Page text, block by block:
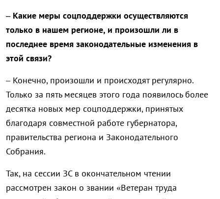
– Какие меры соцподдержки осуществляются
только в нашем регионе, и произошли ли в
последнее время законодательные изменения в
этой связи?
– Конечно, произошли и происходят регулярно.
Только за пять месяцев этого года появилось более
десятка новых мер соцподдержки, принятых
благодаря совместной работе губернатора,
правительства региона и Законодательного
Собрания.
Так, на сессии ЗС в окончательном чтении
рассмотрен закон о звании «Ветеран труда